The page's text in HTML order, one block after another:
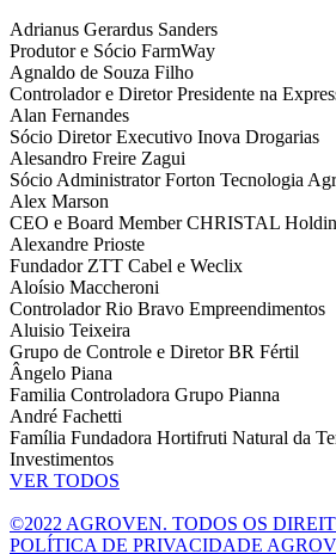
Adrianus Gerardus Sanders
Produtor e Sócio FarmWay
Agnaldo de Souza Filho
Controlador e Diretor Presidente na
Alan Fernandes
Sócio Diretor Executivo Inova Drogarias
Alesandro Freire Zagui
Sócio Administrator Forton Tecnologia
Alex Marson
CEO e Board Member CHRISTAL
Alexandre Prioste
Fundador ZTT Cabel e Weclix
Aloísio Maccheroni
Controlador Rio Bravo Empreendimentos
Aluisio Teixeira
Grupo de Controle e Diretor BR Fértil
Ângelo Piana
Familia Controladora Grupo Pianna
André Fachetti
Família Fundadora Hortifruti Natural da
Investimentos
VER TODOS
©2022 AGROVEN. TODOS OS
POLÍTICA DE PRIVACIDADE